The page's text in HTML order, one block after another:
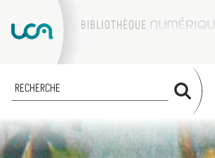
ACCUEIL
COLLECTIONS
FACTUMS
RECHERCHE